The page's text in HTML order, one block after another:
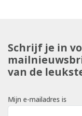
Schrijf je in
van de
Mijn e-mailadres is